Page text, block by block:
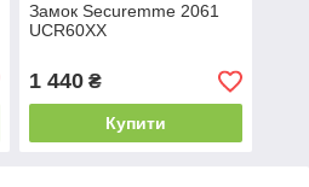
Замок Securemme 2061
UCR60XX
1 440₴
Купити